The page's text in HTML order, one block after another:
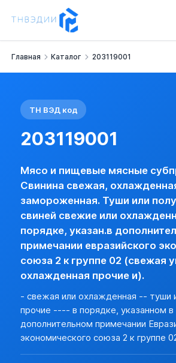
Код ТН ВЭД:
Мясо и пищевые мясные субпродукты.
Свинина свежая, охлажденная или
Туши или полутуши прочих свиней
НДС:10 %
Базовая информация
ТУШИ ИЛИ ПОЛУТУШИ ПРОЧИХ
Импорт:
Акциз:
нет
НДС:
10 % (с
Пошлина по стране:
есть
Лицензирование:
нет
Преф. режим для РС:
да
Преф. режим для НРС:
нет
Сертификация:
нет
Разреш. прочие:
нет (базовая)
Запреты (другие страны): нет
Экспорт:
Пошлина:
нет
Лицензирование:
нет
Главная Каталог 203119001
ТН ВЭД код
203119001
Мясо и пищевые мясные
Свинина свежая,
замороженная. Туши или
свиней свежие или
порядке, указан.в
примечании евразийского
союза 2 к группе 02 (свежая
охлажденная прочие и).
- свежая или охлажденная -- туши
прочие ---- в порядке, указанном в
дополнительном примечании
экономического союза 2 к группе